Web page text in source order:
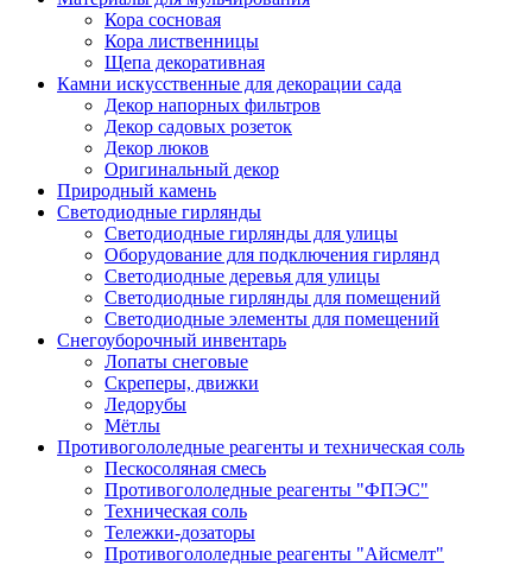
Кора сосновая
Кора лиственницы
Щепа декоративная
Камни искусственные для декорации сада
Декор напорных фильтров
Декор садовых розеток
Декор люков
Оригинальный декор
Природный камень
Светодиодные гирлянды
Светодиодные гирлянды для улицы
Оборудование для подключения гирлянд
Светодиодные деревья для улицы
Светодиодные гирлянды для помещений
Светодиодные элементы для помещений
Снегоуборочный инвентарь
Лопаты снеговые
Скреперы, движки
Ледорубы
Мётлы
Противогололедные реагенты и техническая соль
Пескосоляная смесь
Противогололедные реагенты "ФПЭС"
Техническая соль
Тележки-дозаторы
Противогололедные реагенты "Айсмелт"